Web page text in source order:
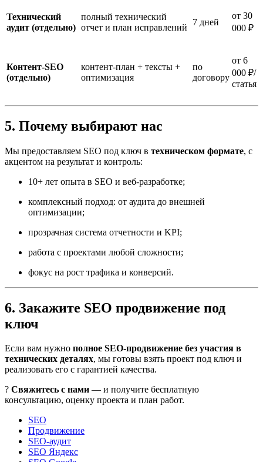
Технический
аудит (отдельно)
полный технический
отчет и план исправлений
7 дней
от 30
000 ₽
Контент-SEO
(отдельно)
контент-план + тексты +
оптимизация
по
договору
от 6
000 ₽/
статья
5. Почему выбирают нас
Мы предоставляем SEO под ключ в техническом формате, с
акцентом на результат и контроль:
10+ лет опыта в SEO и веб-разработке;
комплексный подход: от аудита до внешней
оптимизации;
прозрачная система отчетности и KPI;
работа с проектами любой сложности;
фокус на рост трафика и конверсий.
6. Закажите SEO продвижение под
ключ
Если вам нужно полное SEO-продвижение без участия в
технических деталях, мы готовы взять проект под ключ и
реализовать его с гарантией качества.
? Свяжитесь с нами — и получите бесплатную
консультацию, оценку проекта и план работ.
SEO
Продвижение
SEO-аудит
SEO Яндекс